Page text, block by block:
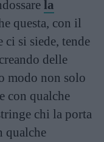
la
questa, con il
ci si siede, tende
delle
modo non solo
con qualche
chi la porta
qualche